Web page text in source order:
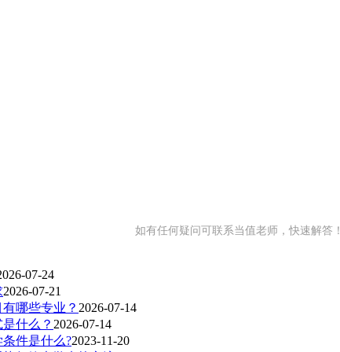
如有任何疑问可联系当值老师，快速解答！
07-24
2026-07-21
哪些专业？ 2026-07-14
什么？ 2026-07-14
件是什么?2023-11-20